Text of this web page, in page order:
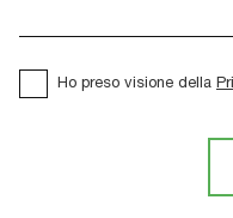
Ho preso visione della